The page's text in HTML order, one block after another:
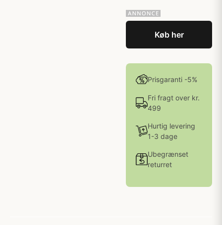
Køb her
Prisgaranti -5%
Fri fragt over kr.
499
Hurtig levering
1-3 dage
Ubegrænset
returret